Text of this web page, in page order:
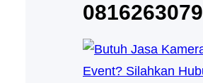
0816263079